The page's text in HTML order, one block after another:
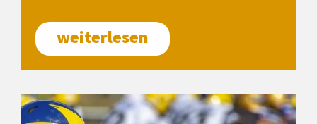
weiterlesen